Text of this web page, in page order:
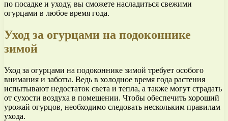
по посадке и уходу, вы сможете насладиться свежими
огурцами в любое время года.
Уход за огурцами на подоконнике
зимой
Уход за огурцами на подоконнике зимой требует особого
внимания и заботы. Ведь в холодное время года растения
испытывают недостаток света и тепла, а также могут страдать
от сухости воздуха в помещении. Чтобы обеспечить хороший
урожай огурцов, необходимо следовать нескольким правилам
ухода.